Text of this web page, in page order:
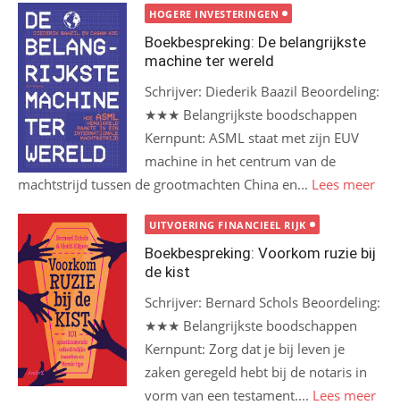
HOGERE INVESTERINGEN
Boekbespreking: De belangrijkste
machine ter wereld
Schrijver: Diederik Baazil Beoordeling:
★★★ Belangrijkste boodschappen
Kernpunt: ASML staat met zijn EUV
machine in het centrum van de
machtstrijd tussen de grootmachten China en... Lees meer
UITVOERING FINANCIEEL RIJK
Boekbespreking: Voorkom ruzie bij
de kist
Schrijver: Bernard Schols Beoordeling:
★★★ Belangrijkste boodschappen
Kernpunt: Zorg dat je bij leven je
zaken geregeld hebt bij de notaris in
vorm van een testament.... Lees meer